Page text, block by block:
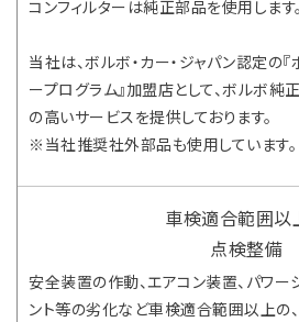
コンフィルターは純正部品を使用します。
当社は、ボルボ・カー・ジャパン認定の
ープログラム』加盟店として、ボルボ
の高いサービスを提供しております。
※当社推奨社外部品も使用しています。
車検適合範囲以
点検整備
安全装置の作動、エアコン装置、パワー
ント等の劣化など車検適合範囲以上の